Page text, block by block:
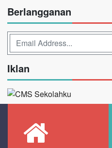
Berlangganan
Iklan